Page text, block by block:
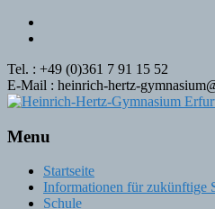
Tel. : +49 (0)361 7 91 15 52
E-Mail : heinrich-hertz-
Menu
Skip
content
Startseite
Informationen für zukünftige
Schule